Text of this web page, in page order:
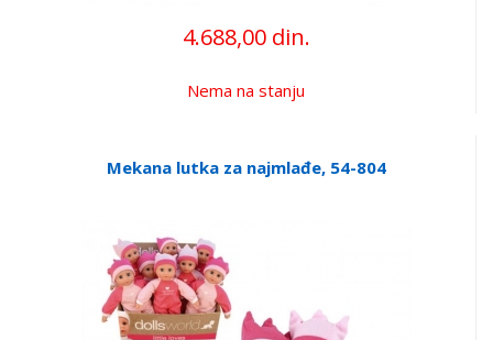
4.688,00 din.
Nema na stanju
Mekana lutka za najmlađe, 54-804